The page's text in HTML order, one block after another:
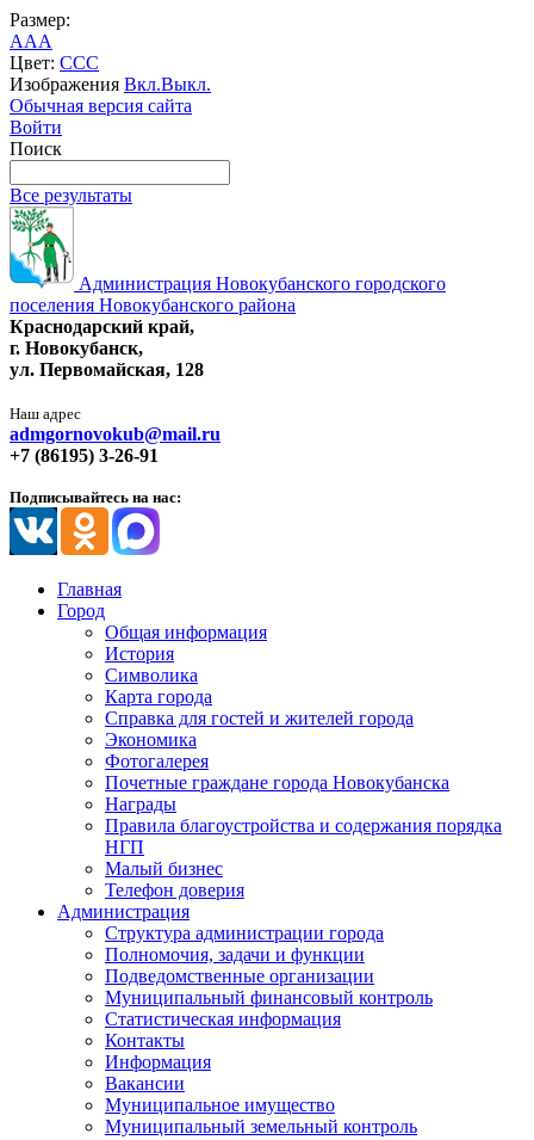
Размер:
AAA
Цвет: CCC
Изображения Вкл.Выкл.
Обычная версия сайта
Войти
Поиск
Все результаты
Администрация Новокубанского городского
поселения Новокубанского района
Краснодарский край,
г. Новокубанск,
ул. Первомайская, 128
Наш адрес
admgornovokub@mail.ru
+7 (86195) 3-26-91
Подписывайтесь на нас:
Главная
Город
Общая информация
История
Символика
Карта города
Справка для гостей и жителей города
Экономика
Фотогалерея
Почетные граждане города Новокубанска
Награды
Правила благоустройства и содержания порядка
НГП
Малый бизнес
Телефон доверия
Администрация
Структура администрации города
Полномочия, задачи и функции
Подведомственные организации
Муниципальный финансовый контроль
Статистическая информация
Контакты
Информация
Вакансии
Муниципальное имущество
Муниципальный земельный контроль